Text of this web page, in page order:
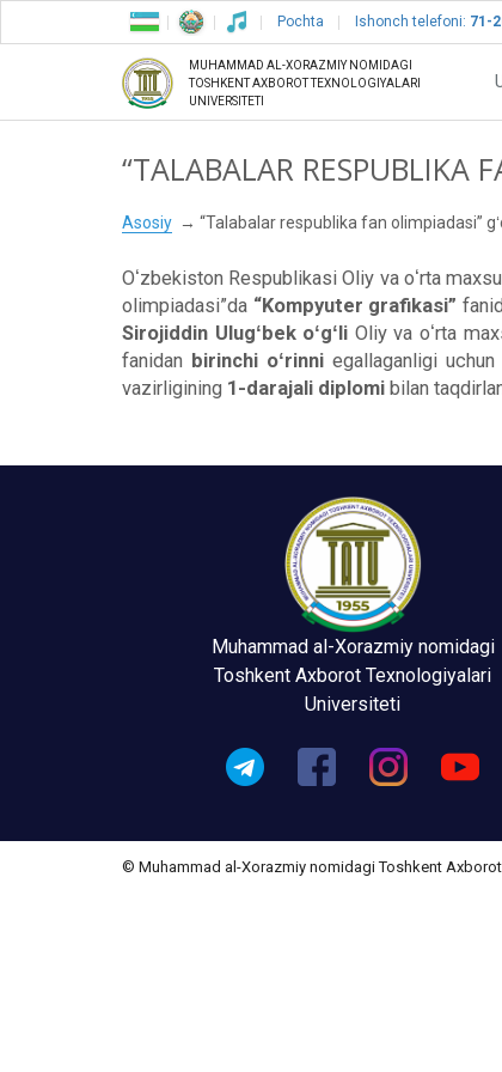
Pochta Ishonch telefoni: 71-
MUHAMMAD AL-XORAZMIY NOMIDAGI
TOSHKENT AXBOROT TEXNOLOGIYALARI
UNIVERSITETI
“TALABALAR RESPUBLIKA
Asosiy “Talabalar respublika fan olimpiadasi”
Oʻzbekiston Respublikasi Oliy va oʻrta
olimpiadasi”da “Kompyuter grafikasi”
Sirojiddin Ulugʻbek oʻgʻli Oliy va oʻrta
fanidan birinchi oʻrinni egallaganligi
vazirligining 1-darajali diplomi bilan
Muhammad al-Xorazmiy nomidagi
Toshkent Axborot Texnologiyalari
Universiteti
© Muhammad al-Xorazmiy nomidagi Toshkent